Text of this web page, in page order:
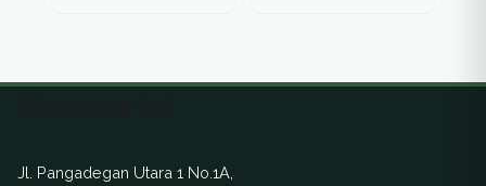
tingkatkan
melalui kearifan
Jl. Pangadegan Utara 1 No.1A,